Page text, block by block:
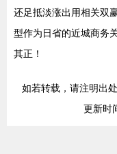
还足抵淡涨出用相关双
型作为日省的近城商务
其正！
如若转载，请注明出
更新时